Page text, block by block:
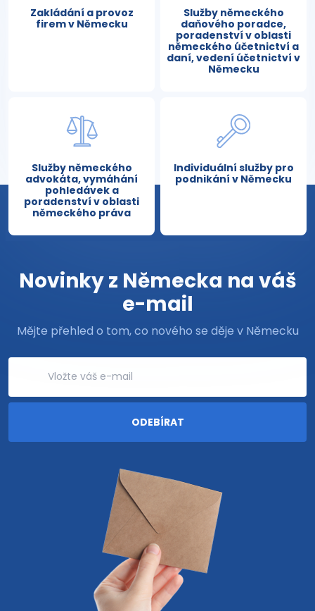
Zakládání a provoz
firem v Německu
Služby německého
daňového poradce,
poradenství v oblasti
německého účetnictví a
daní, vedení účetnictví v
Německu
Služby německého
advokáta, vymáhání
pohledávek a
poradenství v oblasti
německého práva
Individuální služby pro
podnikání v Německu
Novinky z Německa na váš
e-mail
Mějte přehled o tom, co nového se děje v Německu